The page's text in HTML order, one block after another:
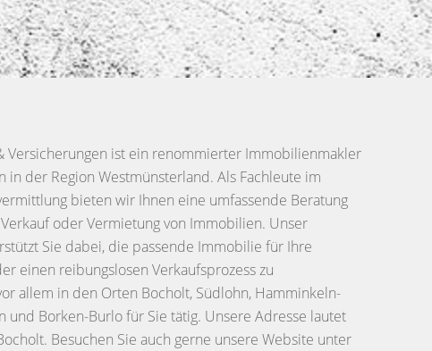
Versicherungen ist ein renommierter Immobilienmakler
der Region Westmünsterland. Als Fachleute im
bieten wir Ihnen eine umfassende Beratung
oder Vermietung von Immobilien. Unser
Sie dabei, die passende Immobilie für Ihre
einen reibungslosen Verkaufsprozess zu
allem in den Orten Bocholt, Südlohn, Hamminkeln-
und Borken-Burlo für Sie tätig. Unsere Adresse lautet
Besuchen Sie auch gerne unsere Website unter